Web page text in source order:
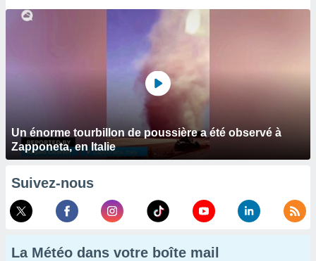
Un énorme tourbillon de poussière a été observé à
Zapponeta, en Italie
Suivez-nous
La Météo dans votre boîte mail